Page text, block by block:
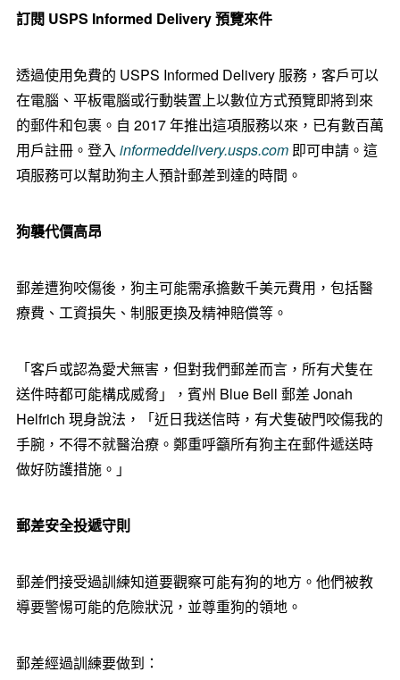
訂閱 USPS Informed Delivery 預覽來件
透過使用免費的 USPS Informed Delivery 服務，客戶可以
在電腦、平板電腦或行動裝置上以數位方式預覽即將到來
的郵件和包裹。自 2017 年推出這項服務以來，已有數百萬
用戶註冊。登入 informeddelivery.usps.com即可申請。這
項服務可以幫助狗主人預計郵差到達的時間。
狗襲代價高昂
郵差遭狗咬傷後，狗主可能需承擔數千美元費用，包括醫
療費、工資損失、制服更換及精神賠償等。
「客戶或認為愛犬無害，但對我們郵差而言，所有犬隻在
送件時都可能構成威脅」，賓州 Blue Bell 郵差 Jonah
Helfrich 現身說法，「近日我送信時，有犬隻破門咬傷我的
手腕，不得不就醫治療。鄭重呼籲所有狗主在郵件遞送時
做好防護措施。」
郵差安全投遞守則
郵差們接受過訓練知道要觀察可能有狗的地方。他們被教
導要警惕可能的危險狀況，並尊重狗的領地。
郵差經過訓練要做到：